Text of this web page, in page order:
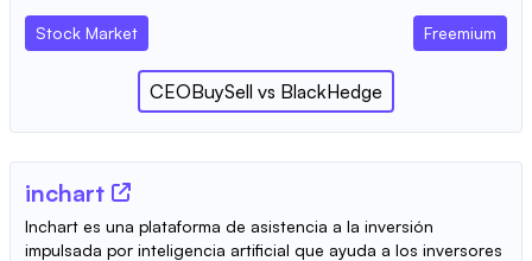
Stock Market Freemium
CEOBuySell vs BlackHedge
inchart
Inchart es una plataforma de asistencia a la inversión
impulsada por inteligencia artificial que ayuda a los inversores